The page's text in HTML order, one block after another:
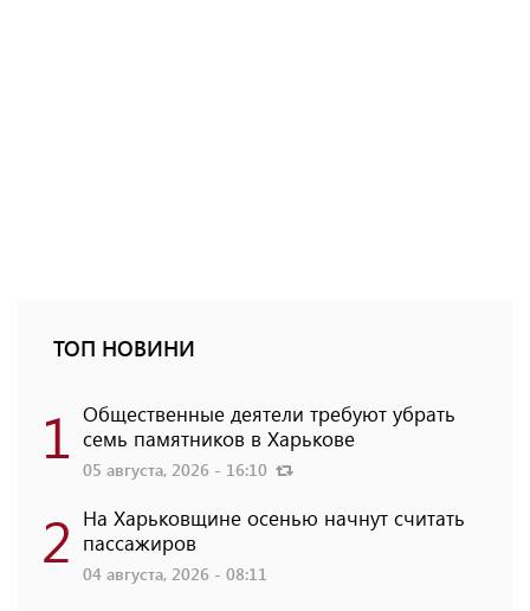
ТОП НОВИНИ
1 Общественные деятели требуют убрать
семь памятников в Харькове
05 августа, 2026 - 16:10
2 На Харьковщине осенью начнут считать
пассажиров
04 августа, 2026 - 08:11